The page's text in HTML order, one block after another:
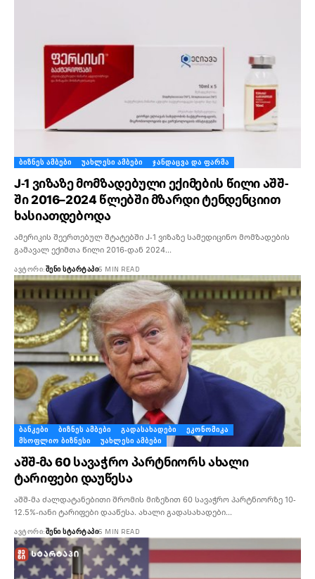
ᲑᲘᲖᲜᲔᲡ ᲐᲛᲑᲔᲑᲘ ᲣᲐᲮᲚᲔᲡᲘ ᲐᲛᲑᲔᲑᲘ ᲯᲐᲜᲓᲐᲪᲕᲐ ᲓᲐ ᲤᲐᲠᲛᲐ
J-1 ვიზაზე მომზადებული ექიმების წილი აშშ-
ში 2016–2024 წლებში მზარდი ტენდენციით
ხასიათდებოდა
ამერიკის შეერთებულ შტატებში J-1 ვიზაზე სამედიცინო მომზადების
გამავალ ექიმთა წილი 2016-დან 2024…
ᲐᲕᲢᲝᲠᲘ:ᲨᲔᲜᲘ ᲡᲢᲐᲠᲢᲐᲞᲘ6 MIN READ
ᲑᲐᲜᲙᲔᲑᲘ ᲑᲘᲖᲜᲔᲡ ᲐᲛᲑᲔᲑᲘ ᲒᲐᲓᲐᲡᲐᲮᲐᲓᲔᲑᲘ
ᲔᲙᲝᲜᲝᲛᲘᲙᲐ
ᲛᲡᲝᲤᲚᲘᲝ ᲑᲘᲖᲜᲔᲡᲘ
ᲣᲐᲮᲚᲔᲡᲘ ᲐᲛᲑᲔᲑᲘ
აშშ-მა 60 სავაჭრო პარტნიორს ახალი
ტარიფები დაუწესა
აშშ-მა ძალდატანებითი შრომის მიზეზით 60 სავაჭრო პარტნიორზე 10-
12.5%-იანი ტარიფები დააწესა. ახალი გადასახადები…
ᲐᲕᲢᲝᲠᲘ:ᲨᲔᲜᲘ ᲡᲢᲐᲠᲢᲐᲞᲘ6 MIN READ